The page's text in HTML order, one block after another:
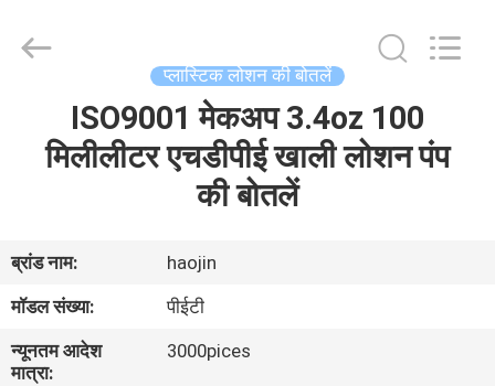
हमारे
बारे
में
Haojin
Plastic
प्लास्टिक लोशन की बोतलें
ISO9001 मेकअप 3.4oz 100
मिलीलीटर एचडीपीई खाली लोशन पंप
की बोतलें
ब्रांड नाम:
haojin
मॉडल संख्या:
पीईटी
न्यूनतम आदेश
मात्रा:
3000pices